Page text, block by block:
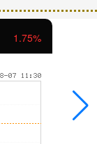
1.75%